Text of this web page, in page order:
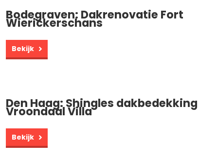
Bodegraven: Dakrenovatie Fort
Wierickerschans
Bekijk
Den Haag: Shingles dakbedekking
Vroondaal Villa
Bekijk